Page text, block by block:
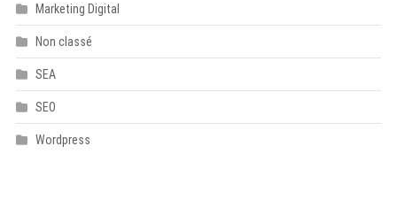
Marketing Digital
Non classé
SEA
SEO
Wordpress